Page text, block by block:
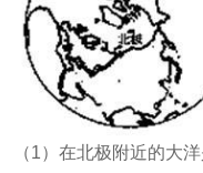
（1）在北极附近的大